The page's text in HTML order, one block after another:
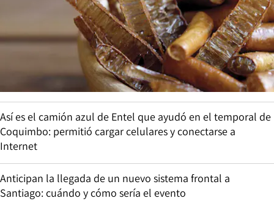
Así es el camión azul de Entel que ayudó en el temporal de
Coquimbo: permitió cargar celulares y conectarse a
Internet
Anticipan la llegada de un nuevo sistema frontal a
Santiago: cuándo y cómo sería el evento